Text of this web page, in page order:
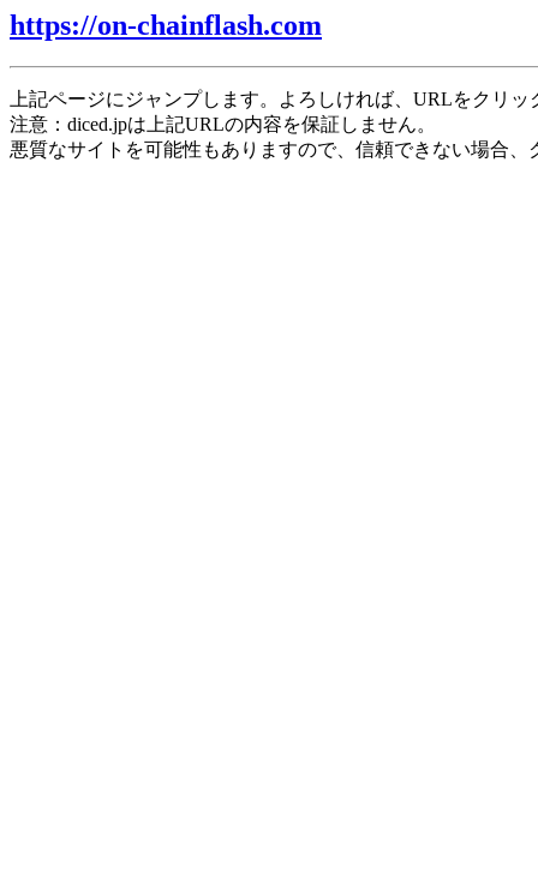
https://on-chainflash.com
上記ページにジャンプします。よろしければ、URLをクリ
注意：diced.jpは上記URLの内容を保証しません。
悪質なサイトを可能性もありますので、信頼できない場合、